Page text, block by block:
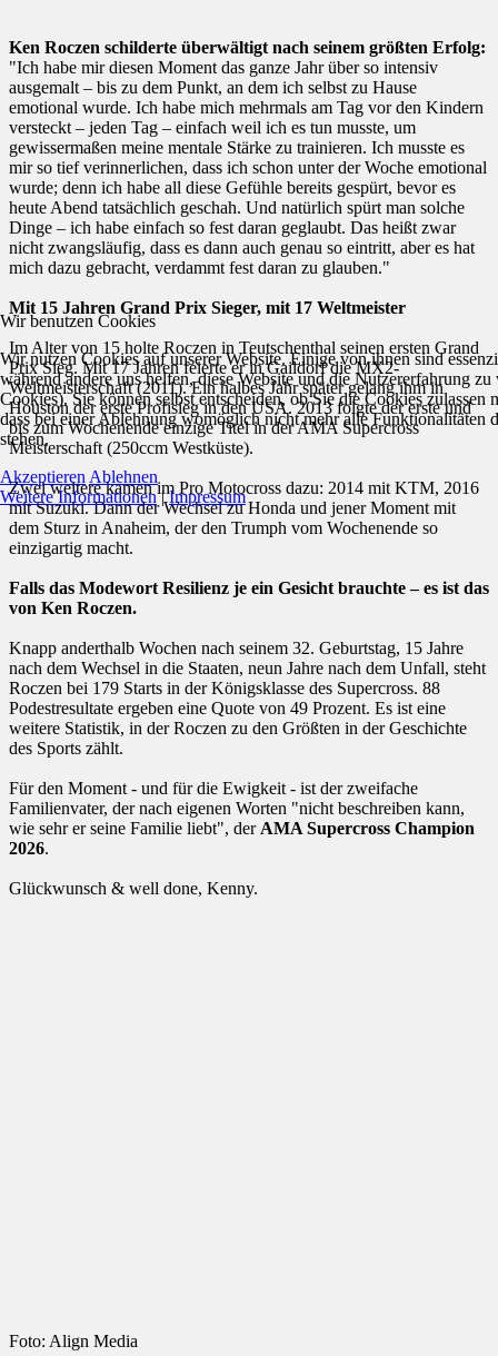
Ken Roczen schilderte überwältigt nach seinem größten Erfolg:
"Ich habe mir diesen Moment das ganze Jahr über so intensiv
ausgemalt – bis zu dem Punkt, an dem ich selbst zu Hause
emotional wurde. Ich habe mich mehrmals am Tag vor den Kindern
versteckt – jeden Tag – einfach weil ich es tun musste, um
gewissermaßen meine mentale Stärke zu trainieren. Ich musste es
mir so tief verinnerlichen, dass ich schon unter der Woche emotional
wurde; denn ich habe all diese Gefühle bereits gespürt, bevor es
heute Abend tatsächlich geschah. Und natürlich spürt man solche
Dinge – ich habe einfach so fest daran geglaubt. Das heißt zwar
nicht zwangsläufig, dass es dann auch genau so eintritt, aber es hat
mich dazu gebracht, verdammt fest daran zu glauben."
Mit 15 Jahren Grand Prix Sieger, mit 17 Weltmeister
Im Alter von 15 holte Roczen in Teutschenthal seinen ersten Grand
Prix Sieg. Mit 17 Jahren feierte er in Gaildorf die MX2-
Weltmeisterschaft (2011). Ein halbes Jahr später gelang ihm in
Houston der erste Profisieg in den USA. 2013 folgte der erste und
bis zum Wochenende einzige Titel in der AMA Supercross
Meisterschaft (250ccm Westküste).
Zwei weitere kamen im Pro Motocross dazu: 2014 mit KTM, 2016
mit Suzuki. Dann der Wechsel zu Honda und jener Moment mit
dem Sturz in Anaheim, der den Trumph vom Wochenende so
einzigartig macht.
Falls das Modewort Resilienz je ein Gesicht brauchte – es ist das
von Ken Roczen.
Knapp anderthalb Wochen nach seinem 32. Geburtstag, 15 Jahre
nach dem Wechsel in die Staaten, neun Jahre nach dem Unfall, steht
Roczen bei 179 Starts in der Königsklasse des Supercross. 88
Podestresultate ergeben eine Quote von 49 Prozent. Es ist eine
weitere Statistik, in der Roczen zu den Größten in der Geschichte
des Sports zählt.
Für den Moment - und für die Ewigkeit - ist der zweifache
Familienvater, der nach eigenen Worten "nicht beschreiben kann,
wie sehr er seine Familie liebt", der AMA Supercross Champion
2026.
Glückwunsch & well done, Kenny.
Foto: Align Media
Wir benutzen Cookies
Wir nutzen Cookies auf unserer Website. Einige von ihnen sind
während andere uns helfen, diese Website und die Nutzererfahrung zu
Cookies). Sie können selbst entscheiden, ob Sie die Cookies zulassen
dass bei einer Ablehnung womöglich nicht mehr alle Funktionalitäten
stehen.
Akzeptieren Ablehnen
Weitere Informationen|Impressum